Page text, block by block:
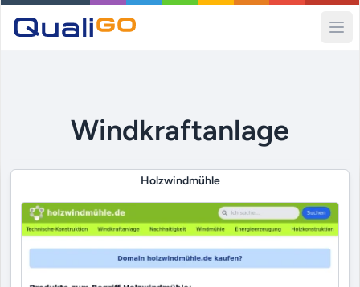
Windkraftanlage
Holzwindmühle